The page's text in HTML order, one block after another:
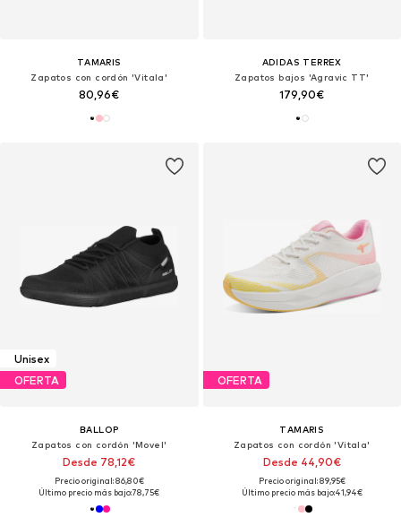
TAMARIS
Zapatos con cordón 'Vitala'
80,96€
ADIDAS TERREX
Zapatos bajos 'Agravic TT'
179,90€
Unisex
OFERTA
BALLOP
Zapatos con cordón 'Movel'
Desde 78,12€
Precio original: 86,80€
Último precio más bajo:78,75€
OFERTA
TAMARIS
Zapatos con cordón 'Vitala'
Desde 44,90€
Precio original: 89,95€
Último precio más bajo:41,94€